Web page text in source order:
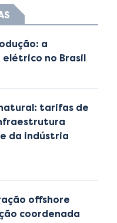
a
no Brasil
tarifas de
da indústria
offshore
coordenada